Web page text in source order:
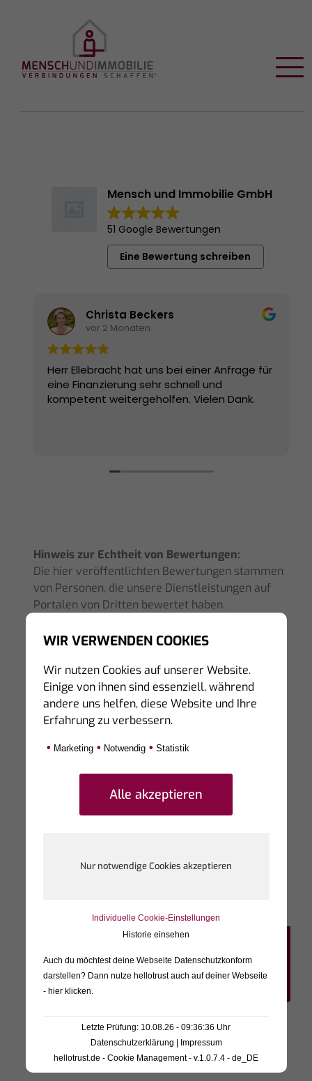
Mensch und Immobilie GmbH
51 Google Bewertungen
Eine Bewertung schreiben
Christa Beckers
vor 2 Monaten
Herr Ellebracht hat uns bei einer Anfrage für
eine Finanzierung sehr schnell und
kompetent weitergeholfen. Vielen Dank.
Hinweis zur Echtheit von Bewertungen:
Die hier veröffentlichten Bewertungen stammen
von Personen, die unsere Dienstleistungen auf
Portalen von Dritten bewertet haben.
sicher gestellt werden, da die bewertenden
den Seiten von Dritten hinterlassen.
WIR VERWENDEN COOKIES
Wir nutzen Cookies auf unserer Website.
Einige von ihnen sind essenziell, während
andere uns helfen, diese Website und Ihre
Erfahrung zu verbessern.
• Marketing • Notwendig • Statistik
Individuelle Cookie-Einstellungen
Historie einsehen
Auch du möchtest deine Webseite Datenschutzkonform
darstellen? Dann nutze hellotrust auch auf deiner Webseite
- hier klicken.
Letzte Prüfung: 10.08.26 - 09:36:36 Uhr
Datenschutzerklärung
Impressum
hellotrust.de - Cookie Management - v.1.0.7.4 - de_DE